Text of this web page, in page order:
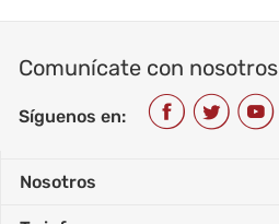
Comunícate con nosotros
Síguenos en:
Nosotros